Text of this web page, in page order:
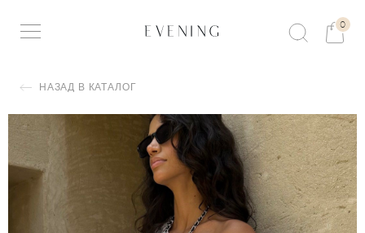
0
НАЗАД В КАТАЛОГ